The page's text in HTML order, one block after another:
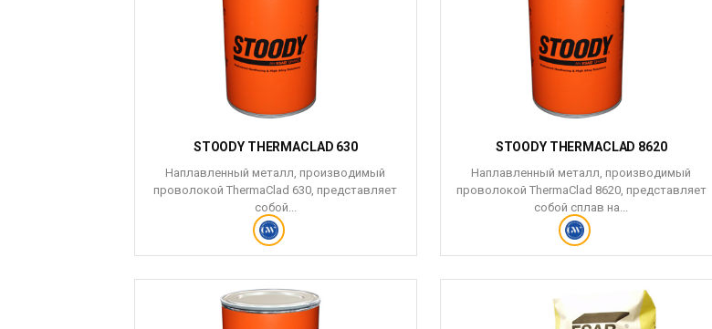
STOODY THERMACLAD 630
Наплавленный металл, производимый
проволокой ThermaClad 630, представляет
собой...
STOODY THERMACLAD 8620
Наплавленный металл, производимый
проволокой ThermaClad 8620, представляет
собой сплав на...